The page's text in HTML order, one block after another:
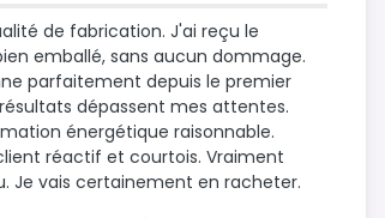
de fabrication. J'ai reçu le
emballé, sans aucun dommage.
parfaitement depuis le premier
résultats dépassent mes attentes.
énergétique raisonnable.
réactif et courtois. Vraiment
Je vais certainement en racheter.